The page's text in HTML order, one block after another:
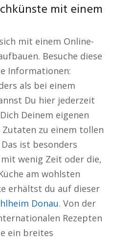
mit einem
mit einem Online-
Besuche diese
Informationen:
als bei einem
Du hier jederzeit
Deinem eigenen
zu einem tollen
ist besonders
wenig Zeit oder die,
am wohlsten
erhältst du auf dieser
Donau. Von der
Rezepten
ein breites